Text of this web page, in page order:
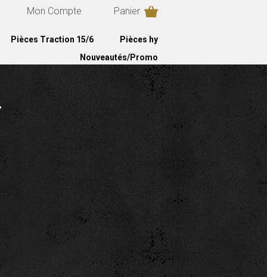
Mon Compte Panier
Pièces Traction 15/6
Pièces hy
Nouveautés/Promo